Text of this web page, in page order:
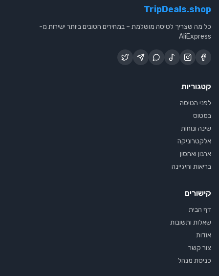
TripDeals.shop
כל מה שצריך לטיסה מושלמת – במחירים הטובים ביותר ישירות מ-
AliExpress
קטגוריות
לפני הטיסה
במטוס
שינה ונוחות
אלקטרוניקה
ארגון ואחסון
בריאות והיגיינה
קישורים
דף הבית
שאלות ותשובות
אודות
צור קשר
כניסת מנהל